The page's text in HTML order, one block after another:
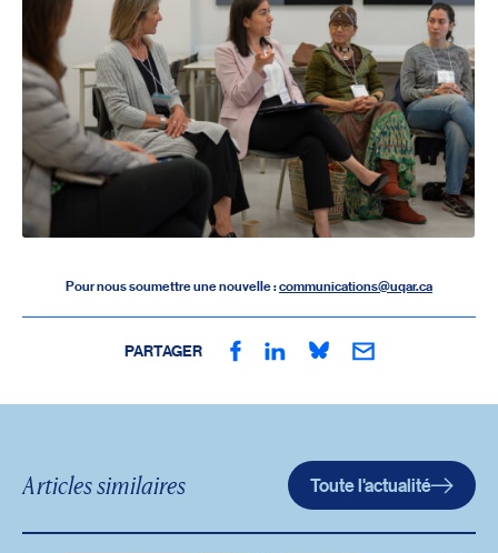
Pour nous soumettre une nouvelle :communications@uqar.ca
PARTAGER
Articles similaires Toute l'actualité